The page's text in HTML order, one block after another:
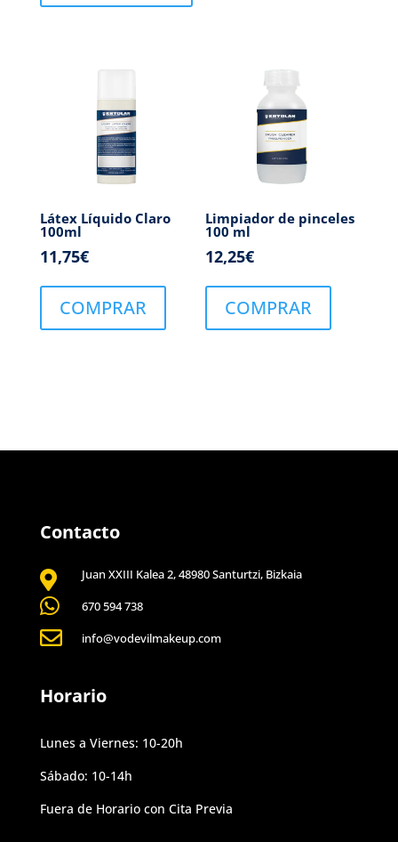
Látex Líquido Claro
100ml
11,75€
COMPRAR
Limpiador de pinceles
100 ml
12,25€
COMPRAR
Contacto
 Juan XXIII Kalea 2, 48980 Santurtzi, Bizkaia
 670 594 738
 info@vodevilmakeup.com
Horario
Lunes a Viernes: 10-20h
Sábado: 10-14h
Fuera de Horario con Cita Previa